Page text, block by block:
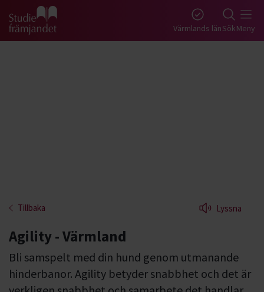
Gå till studiefrämjandets startsida Värmlands länSökMeny
Tillbaka Lyssna
Agility - Värmland
Bli samspelt med din hund genom utmanande
hinderbanor. Agility betyder snabbhet och det är